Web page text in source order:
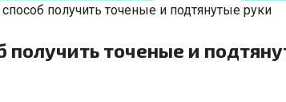
получить точеные и подтянутые руки
точеные и